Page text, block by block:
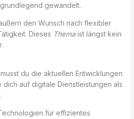
gewandelt.
den Wunsch nach flexibler
Dieses Themaist längst kein
du die aktuellen Entwicklungen
auf digitale Dienstleistungen als
für effizientes